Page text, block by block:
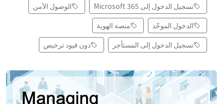
تسجيل الدخول إلى Microsoft 365
الوصول الآمن
الدخول الموحّد
منصة الهوية
تسجيل الدخول إلى المستأجر
دون قيود ترخيص